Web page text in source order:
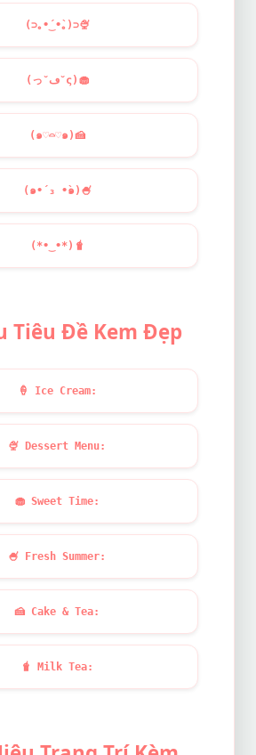
(⊃｡•́‿•̀｡)⊃🍨
(っ˘ڡ˘ς) 🧁
(๑♡⌓♡๑)🍰
(๑•́ ₃ •̀๑) 🍧
(*•‿•*) 🧋
Tiêu Đề Kem Đẹp
🍦 Ice Cream:
🍨 Dessert Menu:
🧁 Sweet Time:
🍧 Fresh Summer:
🍰 Cake & Tea:
🧋 Milk Tea: